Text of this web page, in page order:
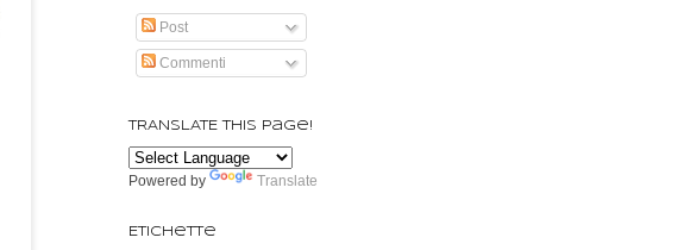
Post
Commenti
TRANSLATE this page!
Powered by Translate
Etichette